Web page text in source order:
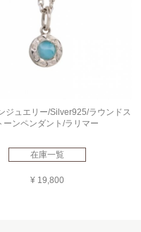
ジュエリー/Silver925/ラウンドス
ーンペンダント/ラリマー
在庫一覧
¥ 19,800